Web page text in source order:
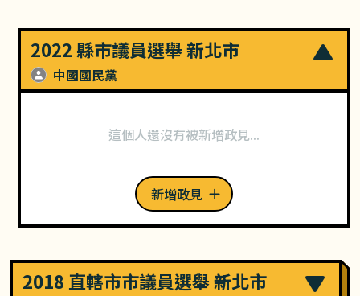
2022 縣市議員選舉 新北市
中國國民黨
這個人還沒有被新增政見...
新增政見
2018 直轄市市議員選舉 新北市